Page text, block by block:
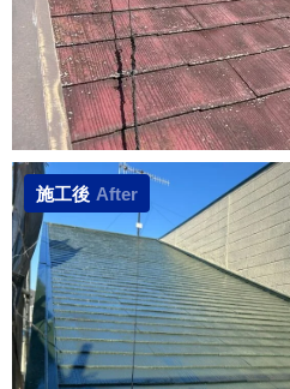
施工後 After